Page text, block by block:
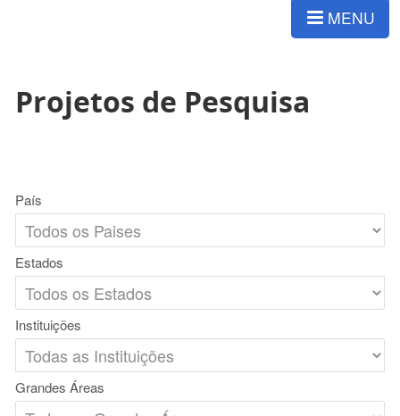
MENU
Projetos de Pesquisa
País
Estados
Instituições
Grandes Áreas